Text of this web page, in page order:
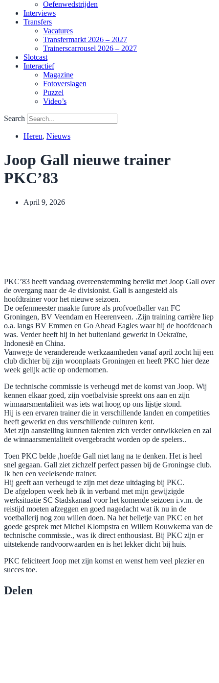
Oefenwedstrijden
Interviews
Transfers
Vacatures
Transfermarkt 2026 – 2027
Trainerscarrousel 2026 – 2027
Slotcast
Interactief
Magazine
Fotoverslagen
Puzzel
Video’s
Search
Heren, Nieuws
Joop Gall nieuwe trainer
PKC’83
April 9, 2026
PKC’83 heeft vandaag overeenstemming bereikt met Joop Gall over
de overgang naar de 4e divisionist. Gall is aangesteld als
hoofdtrainer voor het nieuwe seizoen.
De oefenmeester maakte furore als profvoetballer van FC
Groningen, BV Veendam en Heerenveen. .Zijn training carrière liep
o.a. langs BV Emmen en Go Ahead Eagles waar hij de hoofdcoach
was. Verder heeft hij in het buitenland gewerkt in Oekraïne,
Indonesië en China.
Vanwege de veranderende werkzaamheden vanaf april zocht hij een
club dichter bij zijn woonplaats Groningen en heeft PKC hier deze
week gelijk actie op ondernomen.
De technische commissie is verheugd met de komst van Joop. Wij
kennen elkaar goed, zijn voetbalvisie spreekt ons aan en zijn
winnaarsmentaliteit was iets wat hoog op ons lijstje stond.
Hij is een ervaren trainer die in verschillende landen en competities
heeft gewerkt en dus verschillende culturen kent.
Met zijn aanstelling kunnen talenten zich verder ontwikkelen en zal
de winnaarsmentaliteit overgebracht worden op de spelers..
Toen PKC belde ,hoefde Gall niet lang na te denken. Het is heel
snel gegaan. Gall ziet zichzelf perfect passen bij de Groningse club.
Ik ben een veeleisende trainer.
Hij geeft aan verheugd te zijn met deze uitdaging bij PKC.
De afgelopen week heb ik in verband met mijn gewijzigde
werksituatie SC Stadskanaal voor het komende seizoen i.v.m. de
reistijd moeten afzeggen en goed nagedacht wat ik nu in de
voetballerij nog zou willen doen. Na het belletje van PKC en het
goede gesprek met Michel Klompstra en Willem Rouwkema van de
technische commissie., was ik direct enthousiast. Bij PKC zijn er
uitstekende randvoorwaarden en is het lekker dicht bij huis.
PKC feliciteert Joop met zijn komst en wenst hem veel plezier en
succes toe.
Delen